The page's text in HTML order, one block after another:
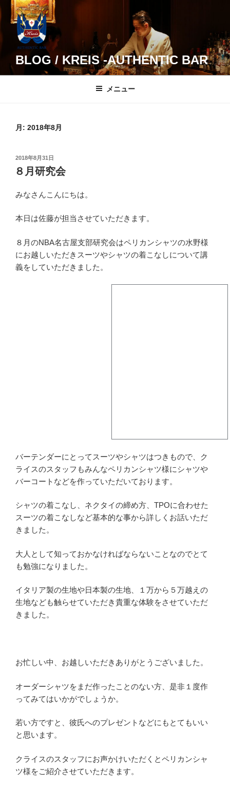
コ
BLOG / KREIS -AUTHENTIC BAR
メニュー
月: 2018年8月
投
稿
日:
2018年8月31日
８月研究会
みなさんこんにちは。
本日は佐藤が担当させていただきます。
８月のNBA名古屋支部研究会はペリカンシャツの水野様
にお越しいただきスーツやシャツの着こなしについて講
義をしていただきました。
バーテンダーにとってスーツやシャツはつきもので、ク
ライスのスタッフもみんなペリカンシャツ様にシャツや
バーコートなどを作っていただいております。
シャツの着こなし、ネクタイの締め方、TPOに合わせた
スーツの着こなしなど基本的な事から詳しくお話いただ
きました。
大人として知っておかなければならないことなのでとて
も勉強になりました。
イタリア製の生地や日本製の生地、１万から５万越えの
生地なども触らせていただき貴重な体験をさせていただ
きました。
お忙しい中、お越しいただきありがとうございました。
オーダーシャツをまだ作ったことのない方、是非１度作
ってみてはいかがでしょうか。
若い方ですと、彼氏へのプレゼントなどにもとてもいい
と思います。
クライスのスタッフにお声かけいただくとペリカンシャ
ツ様をご紹介させていただきます。